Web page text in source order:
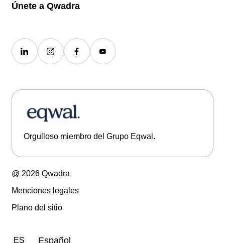
Únete a Qwadra
Orgulloso miembro del Grupo Eqwal.
@ 2026 Qwadra
Menciones legales
Plano del sitio
ES Español